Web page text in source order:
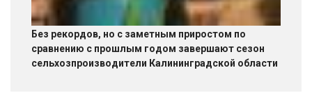
Без рекордов, но с заметным приростом по
сравнению с прошлым годом завершают сезон
сельхозпроизводители Калининградской области